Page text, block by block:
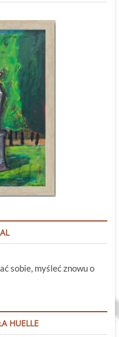
sobie, myśleć znowu o
HUELLE